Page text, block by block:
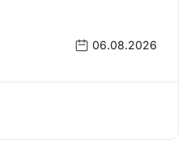
06.08.2026